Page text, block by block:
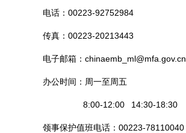
电话：00223-92752984
传真：00223-20213443
电子邮箱： chinaemb_ml@mfa.gov.cn
办公时间：周一至周五
8:00-12:00 14:30-18:30
领事保护值班电话：00223-78110040